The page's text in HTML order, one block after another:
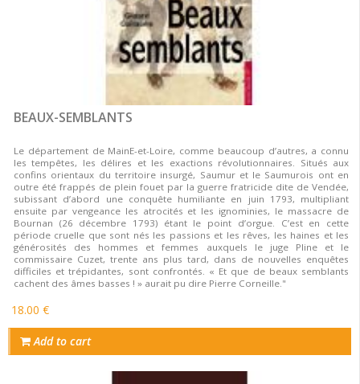
BEAUX-SEMBLANTS
Le département de MainE-et-Loire, comme beaucoup d’autres, a connu
les tempêtes, les délires et les exactions révolutionnaires. Situés aux
confins orientaux du territoire insurgé, Saumur et le Saumurois ont en
outre été frappés de plein fouet par la guerre fratricide dite de Vendée,
subissant d’abord une conquête humiliante en juin 1793, multipliant
ensuite par vengeance les atrocités et les ignominies, le massacre de
Bournan (26 décembre 1793) étant le point d’orgue. C’est en cette
période cruelle que sont nés les passions et les rêves, les haines et les
générosités des hommes et femmes auxquels le juge Pline et le
commissaire Cuzet, trente ans plus tard, dans de nouvelles enquêtes
difficiles et trépidantes, sont confrontés. « Et que de beaux semblants
cachent des âmes basses ! » aurait pu dire Pierre Corneille."
18.00 €
Add to cart